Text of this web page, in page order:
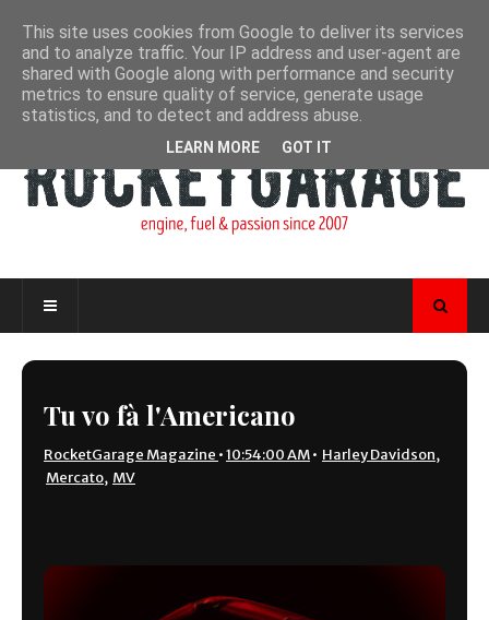
Tu vo fà l'Americano
RocketGarage Magazine •10:54:00 AM• Harley Davidson,
Mercato, MV
This site uses cookies from Google to deliver its services
and to analyze traffic. Your IP address and user-agent are
shared with Google along with performance and security
metrics to ensure quality of service, generate usage
statistics, and to detect and address abuse.
LEARN MORE GOT IT